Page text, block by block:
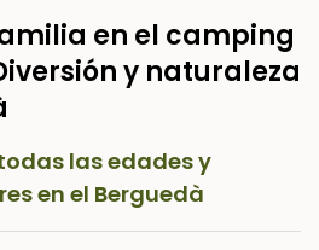
en el camping
y naturaleza
las edades y
en el Berguedà